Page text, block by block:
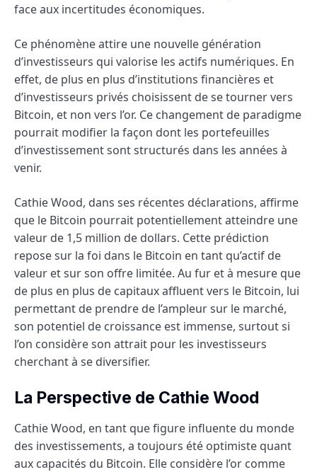
face aux incertitudes économiques.
Ce phénomène attire une nouvelle génération
d’investisseurs qui valorise les actifs numériques. En
effet, de plus en plus d’institutions financières et
d’investisseurs privés choisissent de se tourner vers
Bitcoin, et non vers l’or. Ce changement de paradigme
pourrait modifier la façon dont les portefeuilles
d’investissement sont structurés dans les années à
venir.
Cathie Wood, dans ses récentes déclarations, affirme
que le Bitcoin pourrait potentiellement atteindre une
valeur de 1,5 million de dollars. Cette prédiction
repose sur la foi dans le Bitcoin en tant qu’actif de
valeur et sur son offre limitée. Au fur et à mesure que
de plus en plus de capitaux affluent vers le Bitcoin, lui
permettant de prendre de l’ampleur sur le marché,
son potentiel de croissance est immense, surtout si
l’on considère son attrait pour les investisseurs
cherchant à se diversifier.
La Perspective de Cathie Wood
Cathie Wood, en tant que figure influente du monde
des investissements, a toujours été optimiste quant
aux capacités du Bitcoin. Elle considère l’or comme